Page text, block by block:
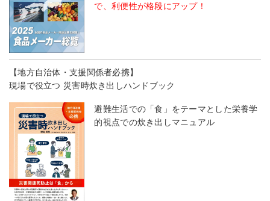
で、利便性が格段にアップ！
【地方自治体・支援関係者必携】
現場で役立つ 災害時炊き出しハンドブック
避難生活での「食」をテーマとした栄養学
的視点での炊き出しマニュアル